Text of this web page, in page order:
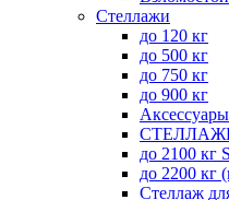
Стеллажи
до 120 кг
до 500 кг
до 750 кг
до 900 кг
до 2100 кг
до 2200 кг
Стеллаж